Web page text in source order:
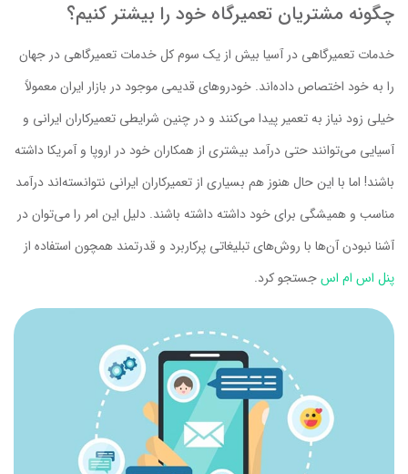
چگونه مشتریان تعمیرگاه خود را بیشتر کنیم؟
خدمات تعمیرگاهی در آسیا بیش از یک سوم کل خدمات تعمیرگاهی در جهان
را به خود اختصاص داده‌اند. خودروهای قدیمی موجود در بازار ایران معمولاً
خیلی زود نیاز به تعمیر پیدا می‌کنند و در چنین شرایطی تعمیرکاران ایرانی و
آسیایی می‌توانند حتی درآمد بیشتری از همکاران خود در اروپا و آمریکا داشته
باشند! اما با این حال هنوز هم بسیاری از تعمیرکاران ایرانی نتوانسته‌اند درآمد
مناسب و همیشگی برای خود داشته داشته باشند. دلیل این امر را می‌توان در
آشنا نبودن آن‌ها با روش‌های تبلیغاتی پرکاربرد و قدرتمند همچون استفاده از
پنل اس ام اسجستجو کرد.